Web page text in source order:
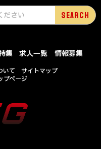
集 求人一覧
情報募集
いて
サイトマップ
プページ